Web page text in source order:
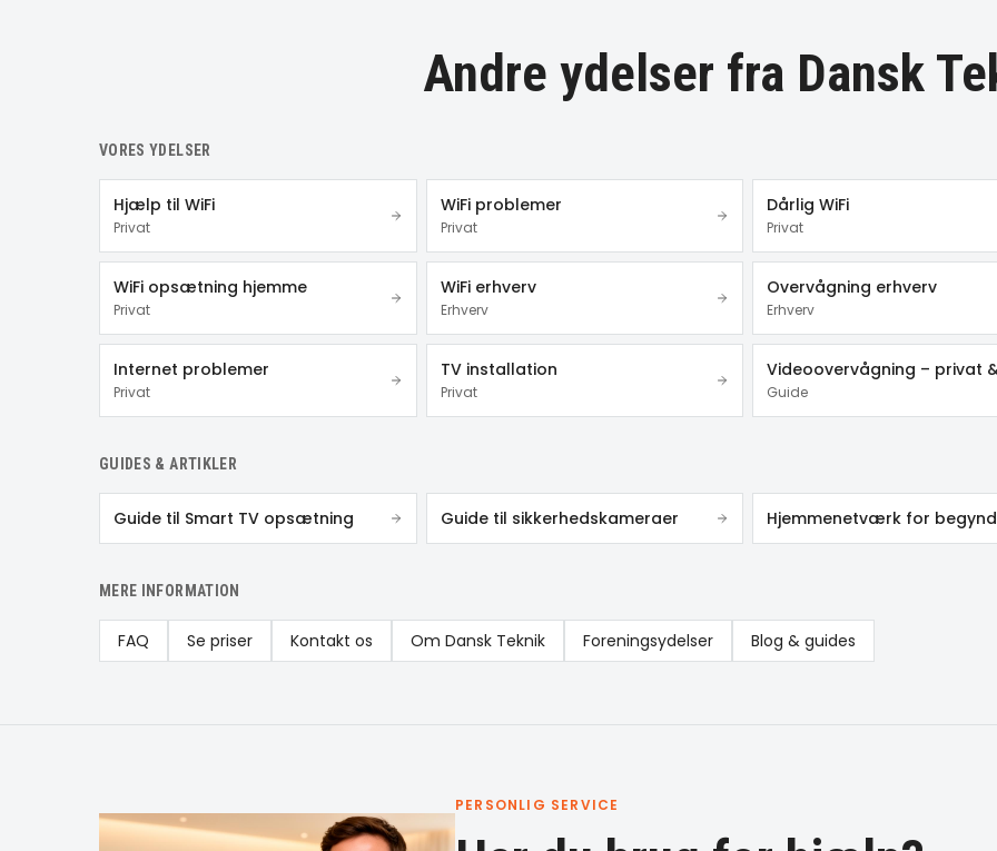
Andre ydelser fra Dansk
VORES YDELSER
Hjælp til WiFi
Privat
WiFi problemer
Privat
Dårlig WiFi
Privat
WiFi opsætning hjemme
Privat
WiFi erhverv
Erhverv
Overvågning erhverv
Erhverv
Internet problemer
Privat
TV installation
Privat Guide
GUIDES & ARTIKLER
Guide til Smart TV opsætning Guide til sikkerhedskameraer Hjemmenetværk for
MERE INFORMATION
FAQ Se priser Kontakt os Om Dansk Teknik Foreningsydelser Blog & guides
PERSONLIG SERVICE